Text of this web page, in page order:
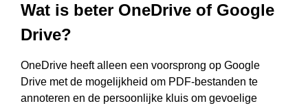
Wat is beter OneDrive of Google
Drive?
OneDrive heeft alleen een voorsprong op Google
Drive met de mogelijkheid om PDF-bestanden te
annoteren en de persoonlijke kluis om gevoelige